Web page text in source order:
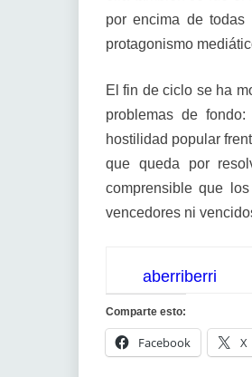
por encima de todas
protagonismo
El fin de ciclo se ha
problemas de
hostilidad popular
que queda por
comprensible que
vencedores ni
aberriberri
Comparte esto:
Facebook X